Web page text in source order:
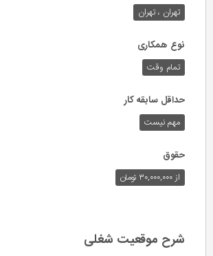
تهران ، تهران
نوع همکاری
تمام وقت
حداقل سابقه کار
مهم نیست
حقوق
از ۳۰,۰۰۰,۰۰۰ تومان
شرح موقعیت شغلی